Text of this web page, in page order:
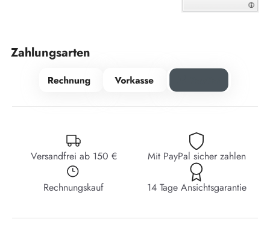
Zahlungsarten
Versandfrei ab 150 € Mit PayPal sicher zahlen
Rechnungskauf 14 Tage Ansichtsgarantie